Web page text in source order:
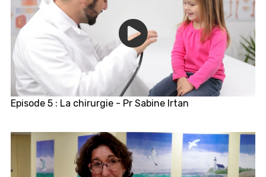
Episode 5 : La chirurgie - Pr Sabine Irtan